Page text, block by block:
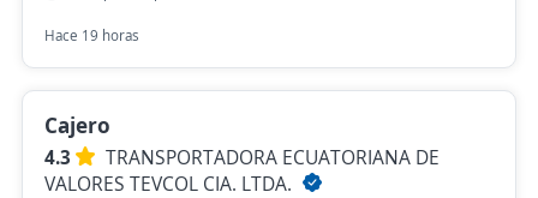
Hace 19 horas
Cajero
4.3
TRANSPORTADORA ECUATORIANA DE
VALORES TEVCOL CIA. LTDA.